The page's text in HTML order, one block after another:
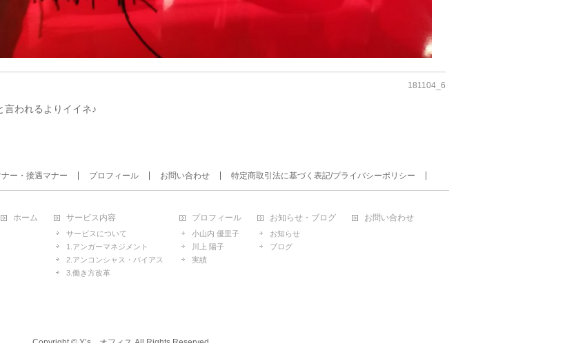
181104_6
言われるよりイイネ♪
ー・接遇マナー プロフィール お問い合わせ 特定商取引法に基づく表記/プライバシーポリシー
ホーム サービス内容
サービスについて
1.アンガーマネジメント
2.アンコンシャス・バイアス
3.働き方改革
プロフィール
小山内 優里子
川上 陽子
実績
お知らせ・ブログ
お知らせ
ブログ
お問い合わせ